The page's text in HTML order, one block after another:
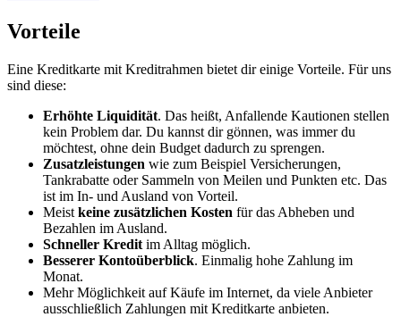
Vorteile
Eine Kreditkarte mit Kreditrahmen bietet dir einige Vorteile. Für uns
sind diese:
Erhöhte Liquidität. Das heißt, Anfallende Kautionen stellen
kein Problem dar. Du kannst dir gönnen, was immer du
möchtest, ohne dein Budget dadurch zu sprengen.
Zusatzleistungen wie zum Beispiel Versicherungen,
Tankrabatte oder Sammeln von Meilen und Punkten etc. Das
ist im In- und Ausland von Vorteil.
Meist keine zusätzlichen Kosten für das Abheben und
Bezahlen im Ausland.
Schneller Kredit im Alltag möglich.
Besserer Kontoüberblick. Einmalig hohe Zahlung im
Monat.
Mehr Möglichkeit auf Käufe im Internet, da viele Anbieter
ausschließlich Zahlungen mit Kreditkarte anbieten.